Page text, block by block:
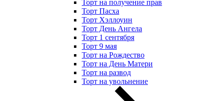
Торт на получение прав
Торт Пасха
Торт Хэллоуин
Торт День Ангела
Торт 1 сентября
Торт 9 мая
Торт на Рождество
Торт на День Матери
Торт на развод
Торт на увольнение